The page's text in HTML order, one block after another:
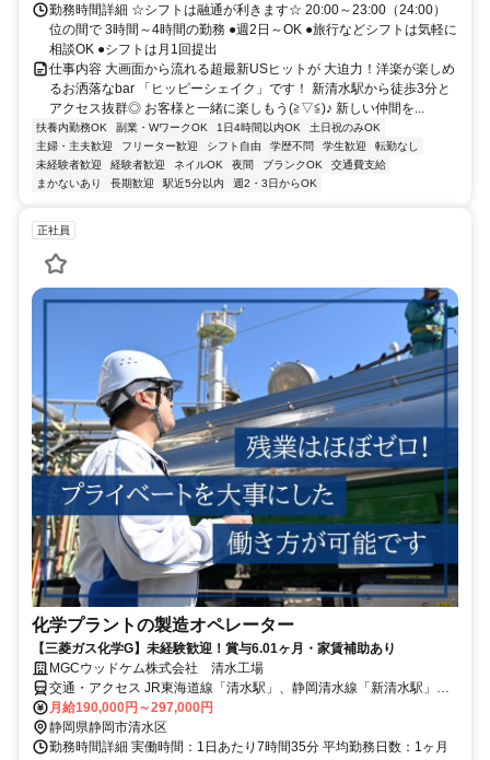
勤務時間詳細 ☆シフトは融通が利きます☆ 20:00～23:00（24:00）
位の間で 3時間～4時間の勤務 ●週2日～OK ●旅行などシフトは気軽に
相談OK ●シフトは月1回提出
仕事内容 大画面から流れる超最新USヒットが 大迫力！洋楽が楽しめ
るお洒落なbar 「ヒッピーシェイク」です！ 新清水駅から徒歩3分と
アクセス抜群◎ お客様と一緒に楽しもう(≧▽≦)♪ 新しい仲間を...
扶養内勤務OK 副業・WワークOK 1日4時間以内OK
土日祝のみOK
主婦・主夫歓迎
フリーター歓迎 シフト自由 学歴不問 学生歓迎
転勤なし
未経験者歓迎
経験者歓迎 ネイルOK 夜間 ブランクOK
交通費支給
まかないあり
長期歓迎 駅近5分以内 週2・3日からOK
正社員
化学プラントの製造オペレーター
【三菱ガス化学G】未経験歓迎！賞与6.01ヶ月・家賃補助あり
MGCウッドケム株式会社 清水工場
交通・アクセス JR東海道線「清水駅」、静岡清水線「新清水駅」よ
り徒歩10～15分 ※マイカー通勤要相談
月給190,000円～297,000円
静岡県静岡市清水区
勤務時間詳細 実働時間：1日あたり7時間35分 平均勤務日数：1ヶ月